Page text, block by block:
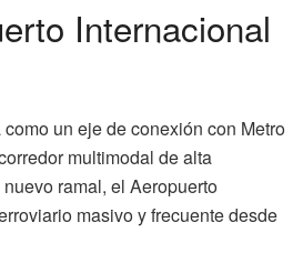
Internacional
un eje de conexión con Metro
multimodal de alta
ramal, el Aeropuerto
masivo y frecuente desde